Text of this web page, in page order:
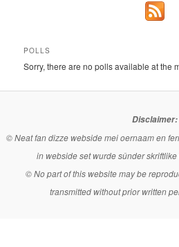
POLLS
Sorry, there are no polls available at the
Disclaimer:
© Neat fan dizze webside mei oernaam en
in webside set wurde sûnder
© No part of this website may be
transmitted without prior written